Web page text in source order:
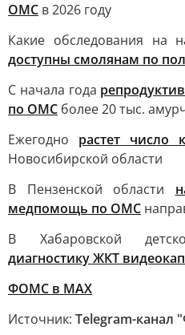
ОМС в 2026 году
Какие обследования на
доступны смолянам по
С начала года
по ОМС более 20 тыс.
Ежегодно растет
Новосибирской области
В Пензенской области
медпомощь по ОМС
В Хабаровской
диагностику ЖКТ
ФОМС в МАХ
Источник: Telegram-